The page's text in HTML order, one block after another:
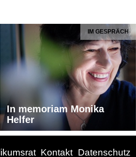
IM GESPRÄCH
In memoriam Monika
Helfer
Kontakt Datenschutz